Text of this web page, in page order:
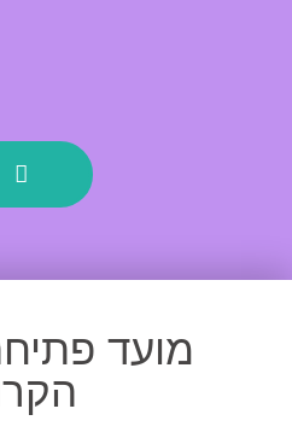
מועד